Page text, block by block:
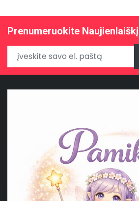
Prenumeruokite Naujienlaiškį